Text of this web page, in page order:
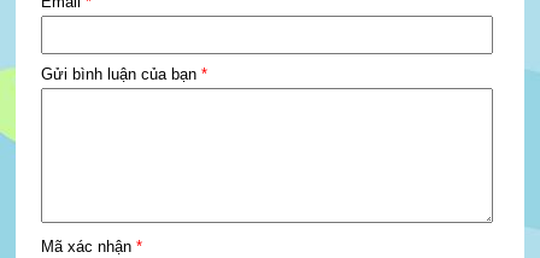
Gửi bình luận của bạn *
Mã xác nhận *